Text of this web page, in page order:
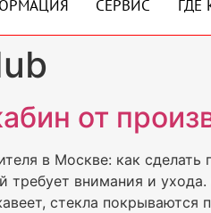
СЕРВИС ГДЕ
от
в Москве: как
требует внимания и
стекла